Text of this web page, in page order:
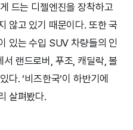
드는 디젤엔진을 장착하고
않고 있기 때문이다. 또한 국
있는 수입 SUV 차량들의 인
랜드로버, 푸조, 캐딜락, 볼
다. ‘비즈한국’이 하반기에
살펴봤다.